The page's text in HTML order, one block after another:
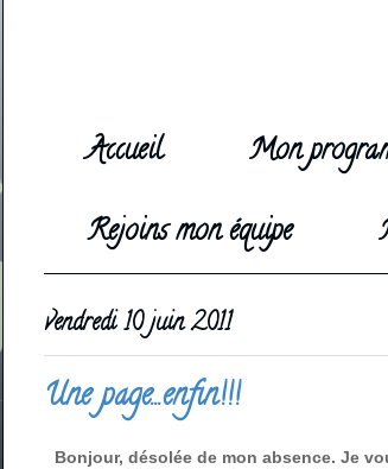
Accueil Mon
Rejoins mon équipe
vendredi 10 juin 2011
Une page...enfin!!!
Bonjour, désolée de mon absence. Je